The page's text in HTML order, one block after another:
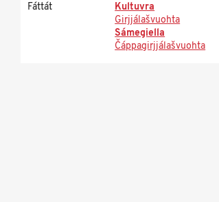
Fáttát
Kultuvra
Girjjálašvuohta
Sámegiella
Čáppagirjjálašvuohta